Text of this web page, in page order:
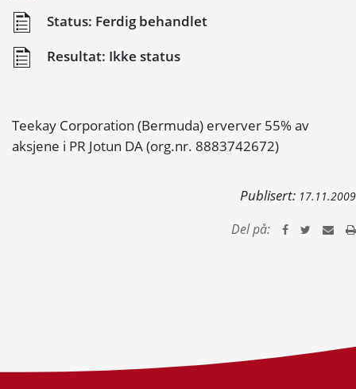
Status: Ferdig behandlet
Resultat: Ikke status
Teekay Corporation (Bermuda) erverver 55% av
aksjene i PR Jotun DA (org.nr. 8883742672)
Publisert: 17.11.2009
Del på: